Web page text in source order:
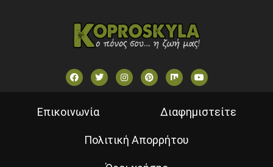
Επικοινωνία Διαφημιστείτε
Πολιτική Απορρήτου